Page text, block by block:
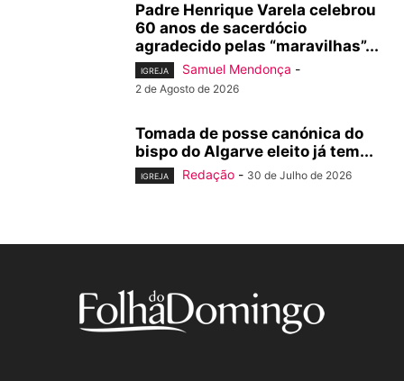
Padre Henrique Varela celebrou
60 anos de sacerdócio
agradecido pelas “maravilhas”...
IGREJA Samuel Mendonça -
2 de Agosto de 2026
Tomada de posse canónica do
bispo do Algarve eleito já tem...
IGREJA Redação - 30 de Julho de 2026